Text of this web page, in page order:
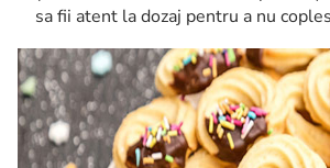
sa fii atent la dozaj pentru a nu